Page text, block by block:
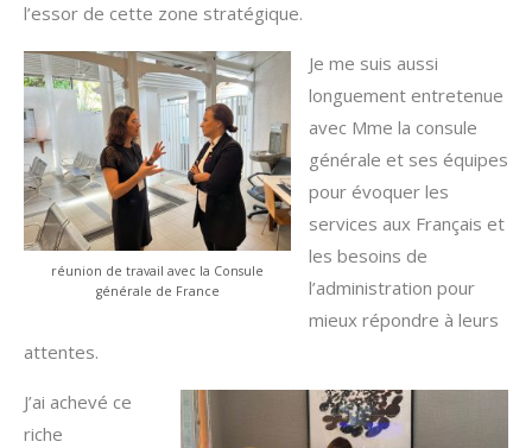
l’essor de cette zone stratégique.
réunion de travail avec la Consule
générale de France
Je me suis aussi
longuement entretenue
avec Mme la consule
générale et ses équipes
pour évoquer les
services aux Français et
les besoins de
l’administration pour
mieux répondre à leurs
attentes.
J’ai achevé ce
riche